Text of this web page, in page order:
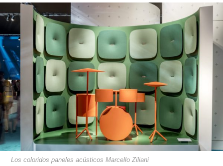
Los coloridos paneles acústicos Marcello Ziliani